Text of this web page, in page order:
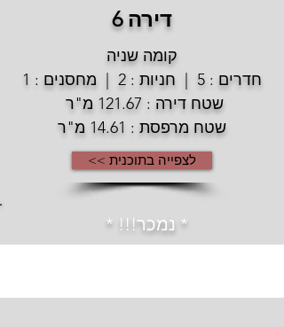
דירה 6
קומה שניה
חדרים : 5 | חניות : 2 | מחסנים : 1
שטח דירה : 121.67 מ"ר
שטח מרפסת : 14.61 מ"ר
לצפייה בתוכנית >>
* נמכר!!! *